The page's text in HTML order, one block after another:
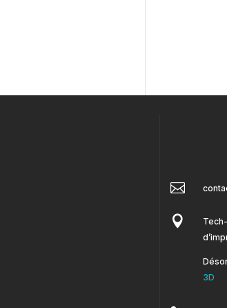


3D